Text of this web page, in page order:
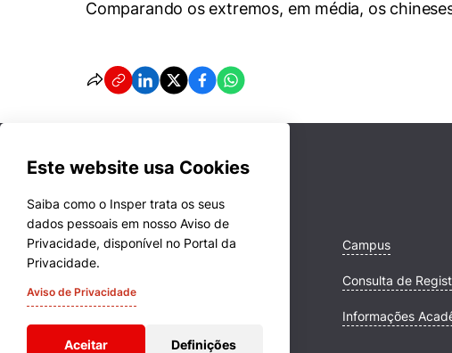
Comparando os extremos, em média, os
Este website usa Cookies
Saiba como o Insper trata os seus
dados pessoais em nosso Aviso de
Privacidade, disponível no Portal da
Privacidade.
Aviso de Privacidade
Aceitar Definições
Cursos Campus
Consulta de
Informações